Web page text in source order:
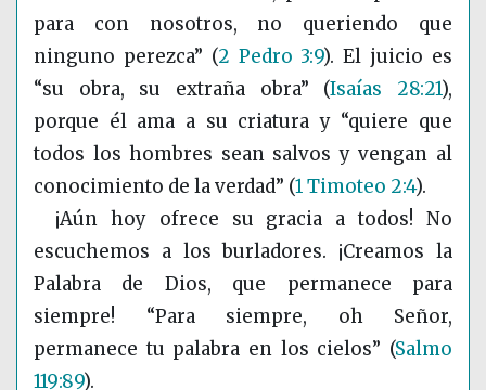
para con nosotros, no queriendo que
ninguno perezca” (2 Pedro 3:9). El juicio es
“su obra, su extraña obra” (Isaías 28:21),
porque él ama a su criatura y “quiere que
todos los hombres sean salvos y vengan al
conocimiento de la verdad” (1 Timoteo 2:4).
¡Aún hoy ofrece su gracia a todos! No
escuchemos a los burladores. ¡Creamos la
Palabra de Dios, que permanece para
siempre! “Para siempre, oh Señor,
permanece tu palabra en los cielos” (Salmo
119:89).